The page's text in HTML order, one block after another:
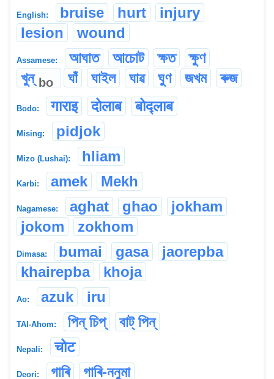
English: bruise hurt
injury
lesion
wound
Assamese: আঘাত আচোট ক্ষত
ক্ষুণ
খুন্ bo ঘাঁ ঘাইল ঘাৱ ঘুণ জখম ৰুজ
Bodo: गाराइ दोलाब बोद्लाब
Mising: pidjok
Mizo (Lushai): hliam
Karbi: amek Mekh
Nagamese: aghat ghao
jokham
jokom
zokhom
Dimasa: bumai gasa
jaorepba
khairepba
khoja
Ao: azuk iru
TAI-Ahom: পিন্ চিপ্ বাট্ পিন্
Nepali: चोट
Deori: গাৰি গাৰি-ননুমা